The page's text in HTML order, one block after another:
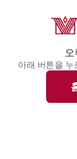
아래 버튼을 누